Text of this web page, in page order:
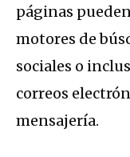
páginas
motores de
sociales o
correos
mensajería.